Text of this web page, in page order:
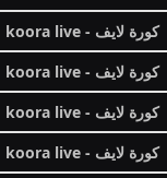
كورة لايف - koora live
كورة لايف - koora live
كورة لايف - koora live
كورة لايف - koora live